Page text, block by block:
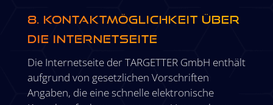
8. Kontaktmöglichkeit über
die Internetseite
Die Internetseite der TARGETTER GmbH enthält
aufgrund von gesetzlichen Vorschriften
Angaben, die eine schnelle elektronische